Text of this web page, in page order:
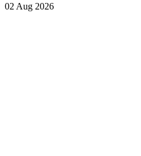
02 Aug 2026